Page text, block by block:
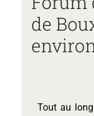
de
Tout au